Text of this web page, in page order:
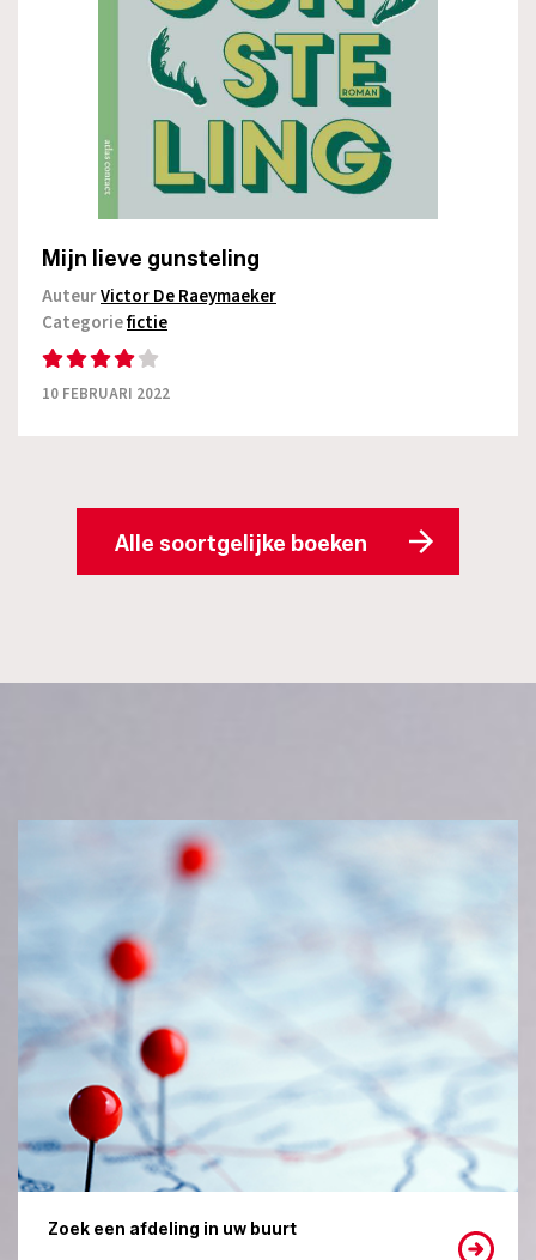
Mijn lieve gunsteling
AuteurVictor De Raeymaeker
Categoriefictie
10 FEBRUARI 2022
Alle soortgelijke boeken
Zoek een afdeling in uw buurt